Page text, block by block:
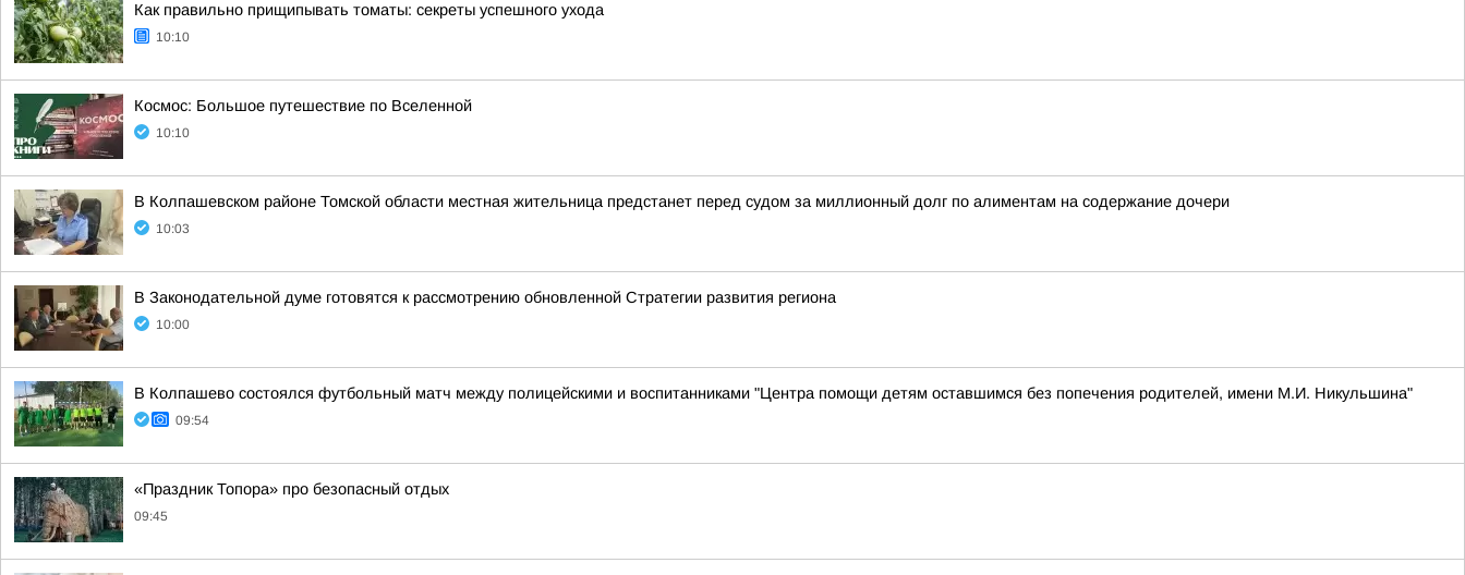
Как правильно прищипывать томаты: секреты успешного ухода
10:10
Космос: Большое путешествие по Вселенной
10:10
В Колпашевском районе Томской области местная жительница предстанет перед судом за миллионный долг по алиментам на содержание дочери
10:03
В Законодательной думе готовятся к рассмотрению обновленной Стратегии развития региона
10:00
В Колпашево состоялся футбольный матч между полицейскими и воспитанниками "Центра помощи детям оставшимся без попечения родителей, имени М.И. Никульшина"
09:54
«Праздник Топора» про безопасный отдых
09:45